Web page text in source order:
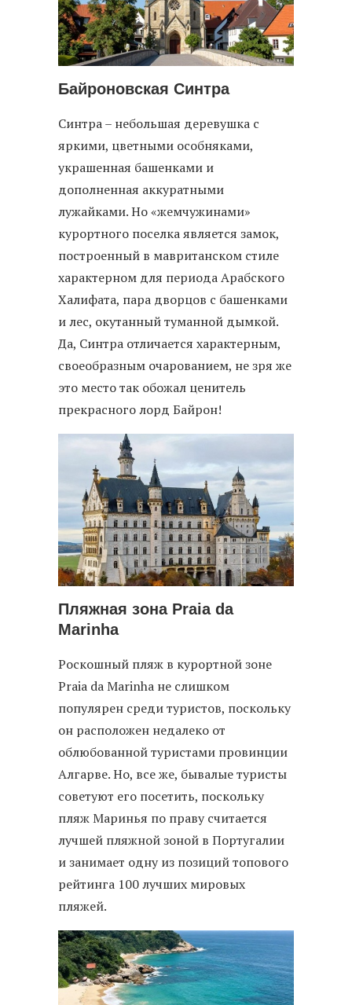
Байроновская Синтра
Синтра – небольшая деревушка с
яркими, цветными особняками,
украшенная башенками и
дополненная аккуратными
лужайками. Но «жемчужинами»
курортного поселка является замок,
построенный в мавританском стиле
характерном для периода Арабского
Халифата, пара дворцов с башенками
и лес, окутанный туманной дымкой.
Да, Синтра отличается характерным,
своеобразным очарованием, не зря же
это место так обожал ценитель
прекрасного лорд Байрон!
Пляжная зона Praia da
Marinha
Роскошный пляж в курортной зоне
Praia da Marinha не слишком
популярен среди туристов, поскольку
он расположен недалеко от
облюбованной туристами провинции
Алгарве. Но, все же, бывалые туристы
советуют его посетить, поскольку
пляж Маринья по праву считается
лучшей пляжной зоной в Португалии
и занимает одну из позиций топового
рейтинга 100 лучших мировых
пляжей.